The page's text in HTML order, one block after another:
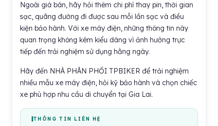
Ngoài giá bán, hãy hỏi thêm chi phí thay pin, thời gian
sạc, quãng đường đi được sau mỗi lần sạc và điều
kiện bảo hành. Với xe máy điện, những thông tin này
quan trọng không kém kiểu dáng vì ảnh hưởng trực
tiếp đến trải nghiệm sử dụng hằng ngày.
Hãy đến NHÀ PHÂN PHỐI TPBIKER để trải nghiệm
nhiều mẫu xe máy điện, hỏi kỹ bảo hành và chọn chiếc
xe phù hợp nhu cầu di chuyển tại Gia Lai.
THÔNG TIN LIÊN HỆ